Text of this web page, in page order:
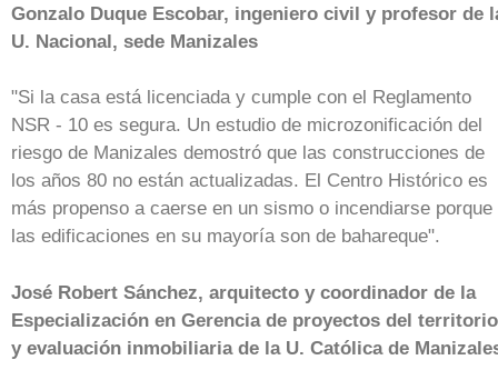
Gonzalo Duque Escobar, ingeniero civil y profesor de
U. Nacional, sede Manizales
"Si la casa está licenciada y cumple con el Reglamento
NSR - 10 es segura. Un estudio de microzonificación del
riesgo de Manizales demostró que las construcciones de
los años 80 no están actualizadas. El Centro Histórico es
más propenso a caerse en un sismo o incendiarse porque
las edificaciones en su mayoría son de bahareque".
José Robert Sánchez, arquitecto y coordinador de la
Especialización en Gerencia de proyectos del territorio
y evaluación inmobiliaria de la U. Católica de